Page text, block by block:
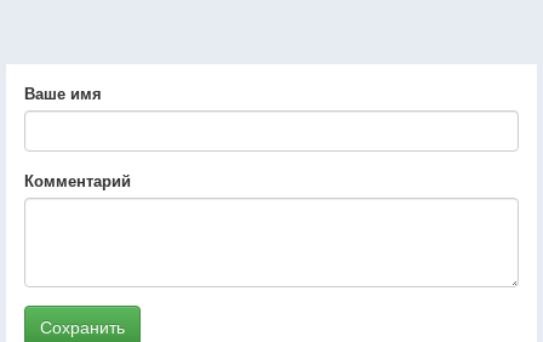
Ваше имя
Комментарий
Сохранить